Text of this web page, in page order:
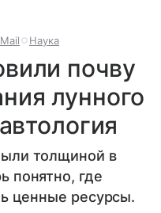
Наука
почву
лунного
толщиной в
понятно, где
ценные ресурсы.